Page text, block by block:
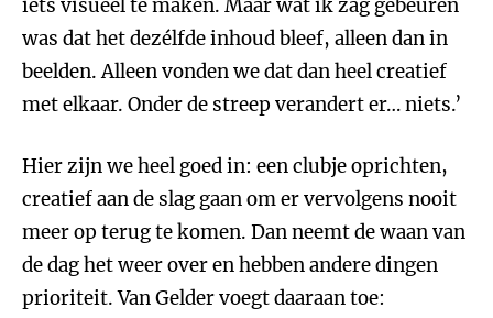
iets visueel te maken. Maar wat ik zag gebeuren
was dat het dezélfde inhoud bleef, alleen dan in
beelden. Alleen vonden we dat dan heel creatief
met elkaar. Onder de streep verandert er… niets.’
Hier zijn we heel goed in: een clubje oprichten,
creatief aan de slag gaan om er vervolgens nooit
meer op terug te komen. Dan neemt de waan van
de dag het weer over en hebben andere dingen
prioriteit. Van Gelder voegt daaraan toe: